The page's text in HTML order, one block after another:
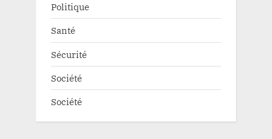
Politique
Santé
Sécurité
Société
Société